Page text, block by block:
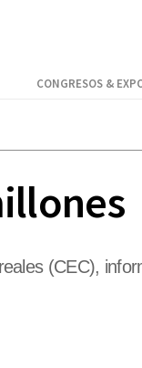
CONGRESOS &
(CEC),